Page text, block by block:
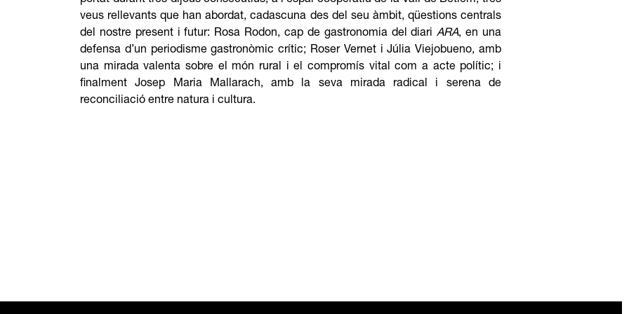
veus rellevants que han abordat, cadascuna des del seu àmbit, qüestions centrals
del nostre present i futur: Rosa Rodon, cap de gastronomia del diariARA, en una
defensa d’un periodisme gastronòmic crític; Roser Vernet i Júlia Viejobueno, amb
una mirada valenta sobre el món rural i el compromís vital com a acte polític; i
finalment Josep Maria Mallarach, amb la seva mirada radical i serena de
reconciliació entre natura i cultura.